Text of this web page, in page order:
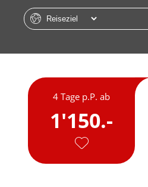
4 Tage p.P. ab
1'150.-